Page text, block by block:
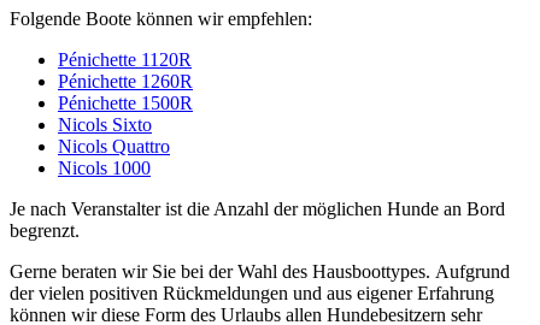
Folgende Boote können wir empfehlen:
Pénichette 1120R
Pénichette 1260R
Pénichette 1500R
Nicols Sixto
Nicols Quattro
Nicols 1000
Je nach Veranstalter ist die Anzahl der möglichen Hunde an Bord
begrenzt.
Gerne beraten wir Sie bei der Wahl des Hausboottypes. Aufgrund
der vielen positiven Rückmeldungen und aus eigener Erfahrung
können wir diese Form des Urlaubs allen Hundebesitzern sehr